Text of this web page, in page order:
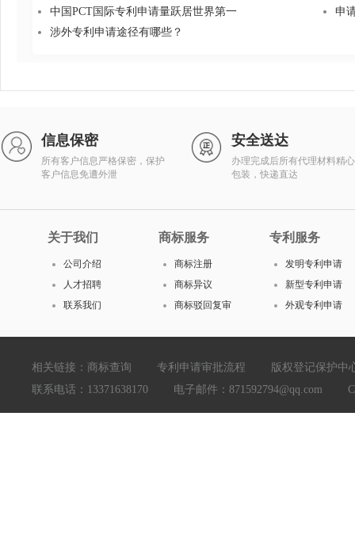
中国PCT国际专利申请量跃居世界第一
申
涉外专利申请途径有哪些？
信息保密
所有客户信息严格保密，保护
客户信息免遭外泄
安全送达
办理完成后所有代理材料精心
包装，快递直达
关于我们
公司介绍
人才招聘
联系我们
商标服务
商标注册
商标异议
商标驳回复审
专利服务
发明专利申请
新型专利申请
外观专利申请
相关链接： 商标查询 专利申请审批流程
版权登记保护中
联系电话：13371638170 电子邮件：871592794@qq.com